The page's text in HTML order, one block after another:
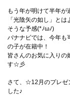
もう年が明けて半年
「光陰矢の如し」と
そうな予感(*ﾉωﾉ)
バナナビでは、今年も
の子が在籍中！
皆さんのお気に入りの
す☆彡
さて、☆12月のプレゼ
した♪